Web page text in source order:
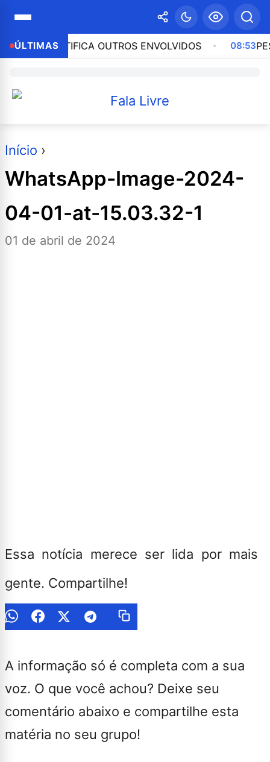
ÚLTIMAS
IDENTIFICA OUTROS ENVOLVIDOS 08:53
Início ›
WhatsApp-Image-2024-
04-01-at-15.03.32-1
01 de abril de 2024
Essa notícia merece ser lida por mais
gente. Compartilhe!
A informação só é completa com a sua
voz. O que você achou? Deixe seu
comentário abaixo e compartilhe esta
matéria no seu grupo!